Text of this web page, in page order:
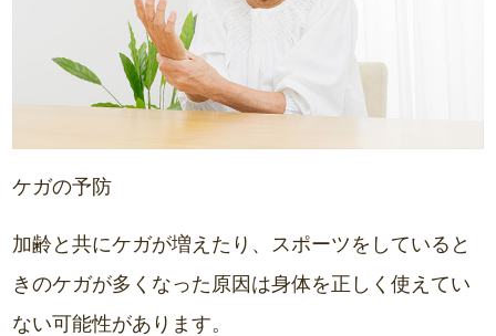
ケガの予防
加齢と共にケガが増えたり、スポーツをしていると
きのケガが多くなった原因は身体を正しく使えてい
ない可能性があります。